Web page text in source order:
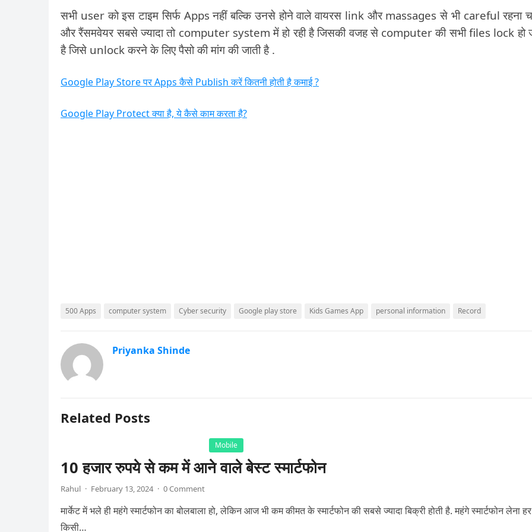
सभी user को इस टाइम सिर्फ Apps नहीं बल्कि उनसे होने वाले वायरस link और massages से भी careful रहना
और रैंसमवेयर सबसे ज्यादा तो computer system में हो रही है जिसकी वजह से computer की सभी files lock हो
है जिसे unlock करने के लिए पैसो की मांग की जाती है .
Google Play Store पर Apps कैसे Publish करें कितनी होती है कमाई ?
Google Play Protect क्या है, ये कैसे काम करता है?
500 Apps computer system Cyber security Google play store Kids Games App personal information Record
Priyanka Shinde
Related Posts
Mobile
10 हजार रुपये से कम में आने वाले बेस्ट स्मार्टफोन
Rahul · February 13, 2024 · 0 Comment
मार्केट में भले ही महंगे स्मार्टफोन का बोलबाला हो, लेकिन आज भी कम कीमत के स्मार्टफोन की सबसे ज्यादा बिक्री होती है. महंगे स्मार्टफोन लेना हर
किसी…